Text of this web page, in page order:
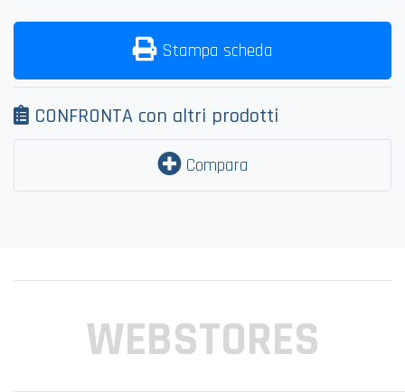
Stampa scheda
CONFRONTA con altri prodotti
Compara
WEBSTORES